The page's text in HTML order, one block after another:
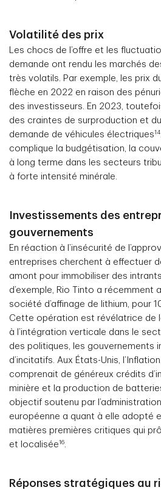
Volatilité des prix
Les chocs de l’offre et les
demande ont rendu les marchés
très volatils. Par exemple, les prix
flèche en 2022 en raison des
des investisseurs. En 2023,
des craintes de surproduction et
demande de véhicules électriques14
complique la budgétisation, la
à long terme dans les secteurs
à forte intensité minérale.
Investissements des
gouvernements
En réaction à l’insécurité de
entreprises cherchent à effectuer
amont pour immobiliser des
d’exemple, Rio Tinto a récemment
société d’affinage de lithium, pour
Cette opération est révélatrice de
à l’intégration verticale dans le
des politiques, les gouvernements
d’incitatifs. Aux États-Unis,
comprenait de généreux crédits
minière et la production de
objectif soutenu par l’administration
européenne a quant à elle adopté
matières premières critiques qui
et localisée16.
Réponses stratégiques au